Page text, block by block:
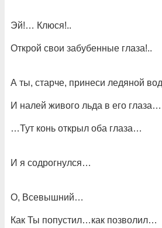
Эй!… Клюся!..
Открой свои забубенные глаза!..
А ты, старче, принеси ледяной
И налей живого льда в его глаза…
…Тут конь открыл оба глаза…
И я содрогнулся…
О, Всевышний…
Как Ты попустил…как позволил…